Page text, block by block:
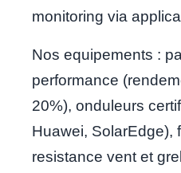
monitoring via
Nos equipements :
performance
20%), onduleurs
Huawei, SolarEdge),
resistance vent et